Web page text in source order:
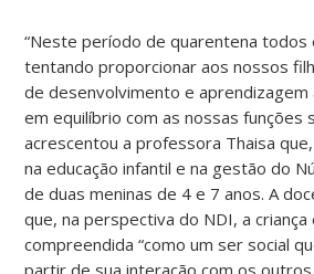
“Neste período de quarentena todos
tentando proporcionar aos nossos
de desenvolvimento e aprendizagem
em equilíbrio com as nossas funções
acrescentou a professora Thaisa
na educação infantil e na gestão do
de duas meninas de 4 e 7 anos. A
que, na perspectiva do NDI, a criança
compreendida “como um ser social
partir de sua interação com os